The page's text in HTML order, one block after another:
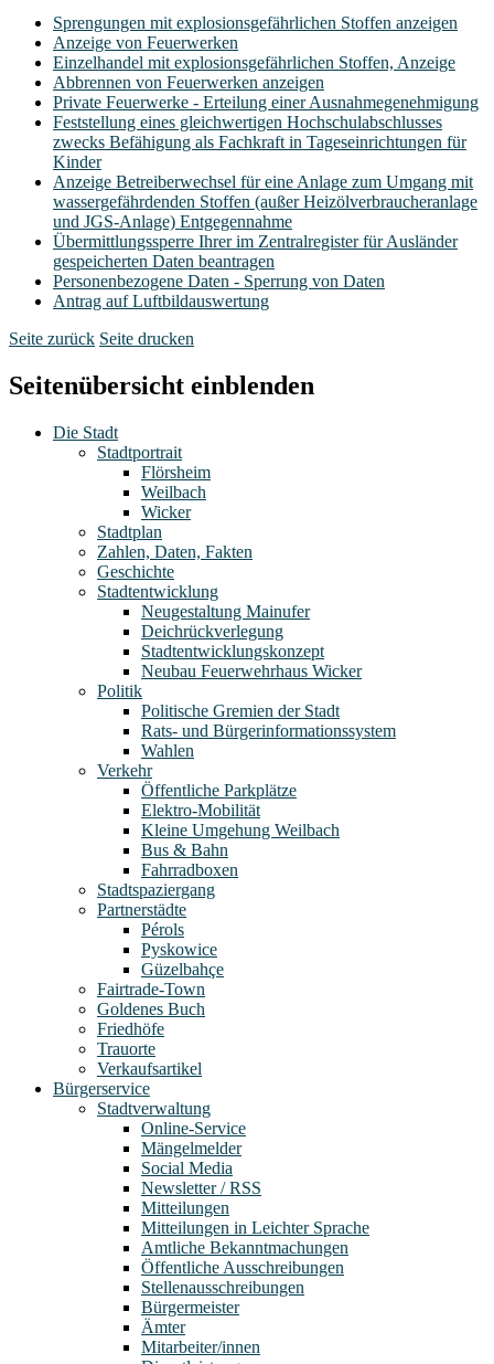
Sprengungen mit explosionsgefährlichen Stoffen anzeigen
Anzeige von Feuerwerken
Einzelhandel mit explosionsgefährlichen Stoffen, Anzeige
Abbrennen von Feuerwerken anzeigen
Private Feuerwerke - Erteilung einer Ausnahmegenehmigung
Feststellung eines gleichwertigen Hochschulabschlusses
zwecks Befähigung als Fachkraft in Tageseinrichtungen für
Kinder
Anzeige Betreiberwechsel für eine Anlage zum Umgang mit
wassergefährdenden Stoffen (außer Heizölverbraucheranlage
und JGS-Anlage) Entgegennahme
Übermittlungssperre Ihrer im Zentralregister für Ausländer
gespeicherten Daten beantragen
Personenbezogene Daten - Sperrung von Daten
Antrag auf Luftbildauswertung
Seite zurück Seite drucken
Seitenübersicht einblenden
Die Stadt
Stadtportrait
Flörsheim
Weilbach
Wicker
Stadtplan
Zahlen, Daten, Fakten
Geschichte
Stadtentwicklung
Neugestaltung Mainufer
Deichrückverlegung
Stadtentwicklungskonzept
Neubau Feuerwehrhaus Wicker
Politik
Politische Gremien der Stadt
Rats- und Bürgerinformationssystem
Wahlen
Verkehr
Öffentliche Parkplätze
Elektro-Mobilität
Kleine Umgehung Weilbach
Bus & Bahn
Fahrradboxen
Stadtspaziergang
Partnerstädte
Pérols
Pyskowice
Güzelbahçe
Fairtrade-Town
Goldenes Buch
Friedhöfe
Trauorte
Verkaufsartikel
Bürgerservice
Stadtverwaltung
Online-Service
Mängelmelder
Social Media
Newsletter / RSS
Mitteilungen
Mitteilungen in Leichter Sprache
Amtliche Bekanntmachungen
Öffentliche Ausschreibungen
Stellenausschreibungen
Bürgermeister
Ämter
Mitarbeiter/innen